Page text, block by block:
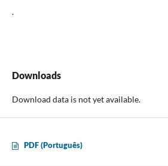
.
Downloads
Download data is not yet available.
PDF (Português)